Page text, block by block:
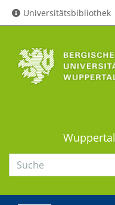
Universitätsbibliothek
Wuppertal